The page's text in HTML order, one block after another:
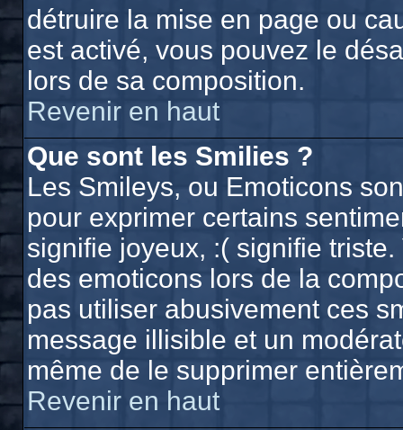
détruire la mise en page ou
est activé, vous pouvez le
lors de sa composition.
Revenir en haut
Que sont les Smilies ?
Les Smileys, ou Emoticons
pour exprimer certains
signifie joyeux, :( signifie
des emoticons lors de la
pas utiliser abusivement ces
message illisible et un
même de le supprimer
Revenir en haut